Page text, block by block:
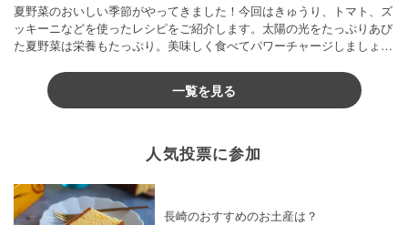
夏野菜のおいしい季節がやってきました！今回はきゅうり、トマト、ズ
ッキーニなどを使ったレシピをご紹介します。太陽の光をたっぷりあび
た夏野菜は栄養もたっぷり。美味しく食べてパワーチャージしましょう
一覧を見る
人気投票に参加
長崎のおすすめのお土産は？